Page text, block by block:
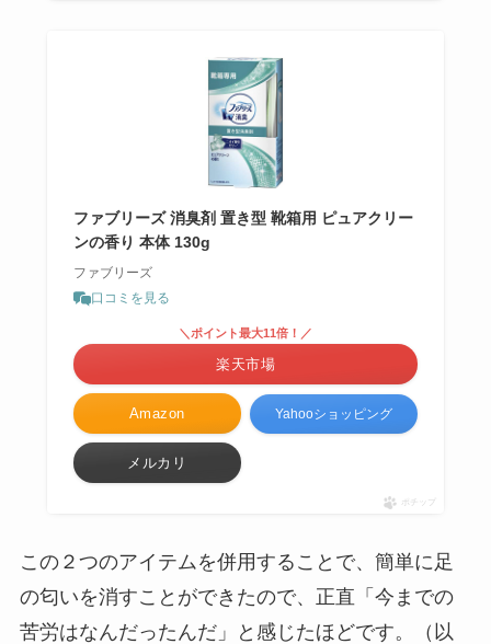
ファブリーズ 消臭剤 置き型 靴箱用 ピュアクリー
ンの香り 本体 130g
ファブリーズ
口コミを見る
Amazon
＼ポイント最大11倍！／
楽天市場
Yahooショッピング
メルカリ
ポチップ
この２つのアイテムを併用することで、簡単に足
の匂いを消すことができたので、正直「今までの
苦労はなんだったんだ」と感じたほどです。（以